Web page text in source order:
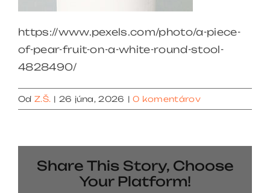
https://www.pexels.com/photo/a-piece-
of-pear-fruit-on-a-white-round-stool-
4828490/
Od Z.Š. | 26 júna, 2026 | 0 komentárov
Share This Story, Choose
Your Platform!